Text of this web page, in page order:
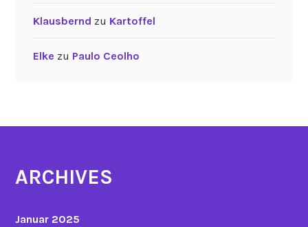
Klausbernd zu Kartoffel
Elke zu Paulo Ceolho
ARCHIVES
Januar 2025